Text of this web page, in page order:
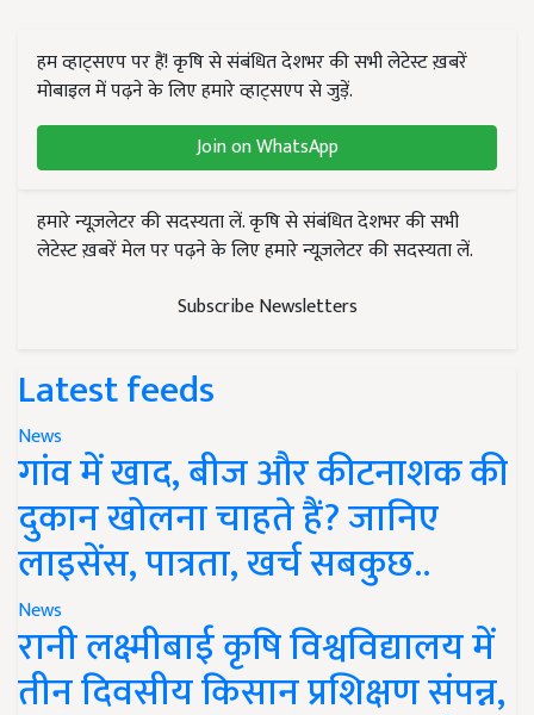
हम व्हाट्सएप पर हैं! कृषि से संबंधित देशभर की सभी लेटेस्ट ख़बरें
मोबाइल में पढ़ने के लिए हमारे व्हाट्सएप से जुड़ें.
Join on WhatsApp
हमारे न्यूज़लेटर की सदस्यता लें. कृषि से संबंधित देशभर की सभी
लेटेस्ट ख़बरें मेल पर पढ़ने के लिए हमारे न्यूज़लेटर की सदस्यता लें.
Subscribe Newsletters
Latest feeds
News
गांव में खाद, बीज और कीटनाशक की
दुकान खोलना चाहते हैं? जानिए
लाइसेंस, पात्रता, खर्च सबकुछ..
News
रानी लक्ष्मीबाई कृषि विश्वविद्यालय में
तीन दिवसीय किसान प्रशिक्षण संपन्न,